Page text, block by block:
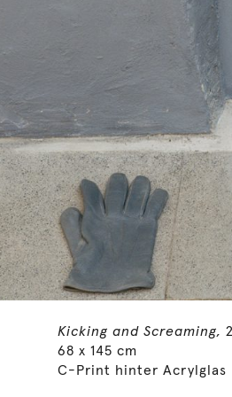
Kicking and Screaming,
68 x 145 cm
C-Print hinter Acrylglas